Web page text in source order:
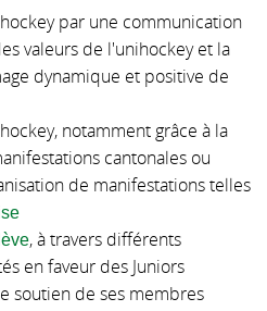
par une communication
valeurs de l'unihockey et la
dynamique et positive de
notamment grâce à la
cantonales ou
de manifestations telles
, à travers différents
en faveur des Juniors
soutien de ses membres